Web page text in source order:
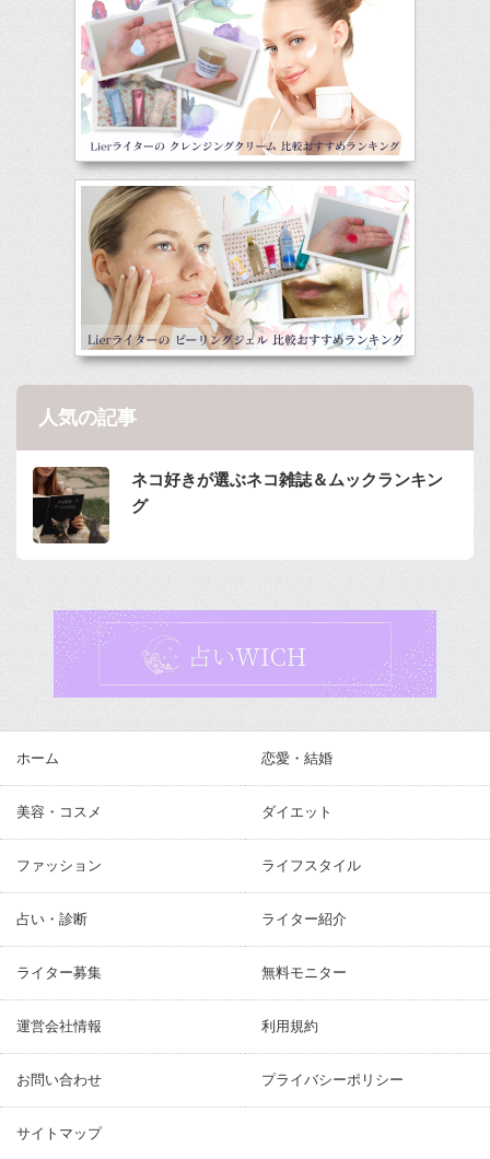
人気の記事
ネコ好きが選ぶネコ雑誌＆ムックランキン
グ
ホーム 恋愛・結婚
美容・コスメ ダイエット
ファッション ライフスタイル
占い・診断 ライター紹介
ライター募集 無料モニター
運営会社情報 利用規約
お問い合わせ プライバシーポリシー
サイトマップ